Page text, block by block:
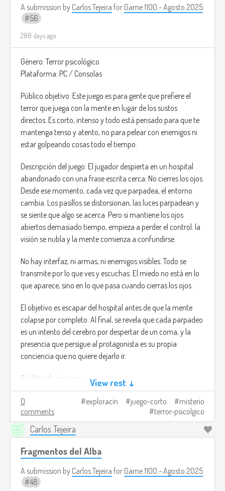
A submission by Carlos Tejeira for Game 1100 - Agosto 2025
56
288 days ago
Género: Terror psicológico
Plataforma: PC / Consolas
Público objetivo: Este juego es para gente que prefiere el
terror que juega con la mente en lugar de los sustos
directos. Es corto, intenso y todo está pensado para que te
mantenga tenso y atento, no para pelear con enemigos ni
estar golpeando cosas todo el tiempo.
Descripción del juego: El jugador despierta en un hospital
abandonado con una frase escrita cerca: No cierres los ojos.
Desde ese momento, cada vez que parpadea, el entorno
cambia. Los pasillos se distorsionan, las luces parpadean y
se siente que algo se acerca. Pero si mantiene los ojos
abiertos demasiado tiempo, empieza a perder el control: la
visión se nubla y la mente comienza a confundirse.
No hay interfaz, ni armas, ni enemigos visibles. Todo se
transmite por lo que ves y escuchas. El miedo no está en lo
que aparece, sino en lo que pasa cuando cierras los ojos.
El objetivo es escapar del hospital antes de que la mente
colapse por completo. Al final, se revela que cada parpadeo
es un intento del cerebro por despertar de un coma, y la
presencia que persigue al protagonista es su propia
conciencia que no quiere dejarlo ir.
Créditos de imagen:
https://store.steampowered.com/app/3247990/
View rest ↓
0
comments
exploracin juego-corto
misterio
terror-psicolgico
Carlos Tejeira
Fragmentos del Alba
A submission by Carlos Tejeira for Game 1100 - Agosto 2025
48